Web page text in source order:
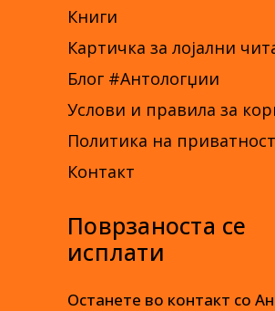
Книги
Картичка за лојални
Блог #Антологџии
Услови и правила за
Политика на приватност
Контакт
Поврзаноста се
исплати
Останете во контакт со